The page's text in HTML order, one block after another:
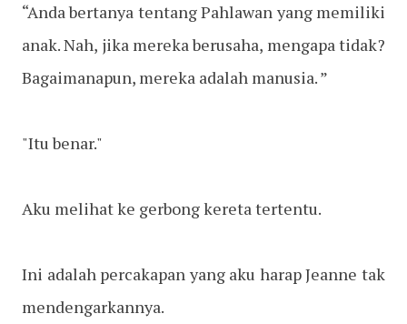
“Anda bertanya tentang Pahlawan yang memiliki
anak. Nah, jika mereka berusaha, mengapa tidak?
Bagaimanapun, mereka adalah manusia. ”
"Itu benar."
Aku melihat ke gerbong kereta tertentu.
Ini adalah percakapan yang aku harap Jeanne tak
mendengarkannya.